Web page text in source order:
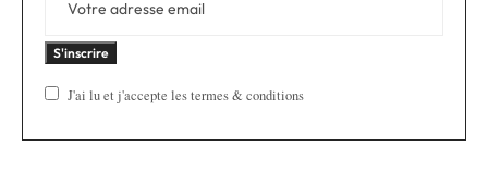
J'ai lu et j'accepte les termes & conditions